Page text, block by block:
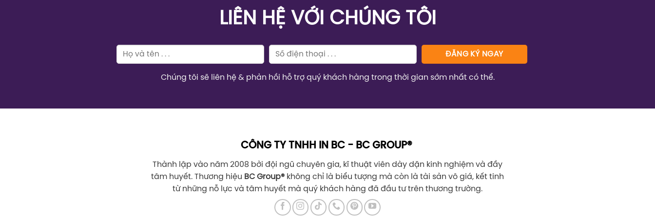
LIÊN HỆ VỚI CHÚNG TÔI
Chúng tôi sẽ liên hệ & phản hồi hỗ trợ quý khách hàng trong thời gian sớm nhất có thể.
CÔNG TY TNHH IN BC - BC GROUP®
Thành lập vào năm 2008 bởi đội ngũ chuyên gia, kĩ thuật viên dày dặn kinh nghiệm và đầy
tâm huyết. Thương hiệu BC Group® không chỉ là biểu tượng mà còn là tài sản vô giá, kết tinh
từ những nỗ lực và tâm huyết mà quý khách hàng đã đầu tư trên thương trường.